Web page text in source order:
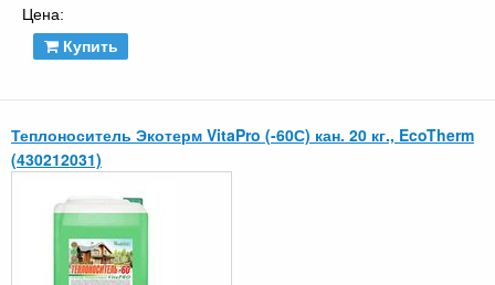
Цена:
Купить
Теплоноситель Экотерм VitaPro (-60С) кан. 20 кг., EcoTherm
(430212031)